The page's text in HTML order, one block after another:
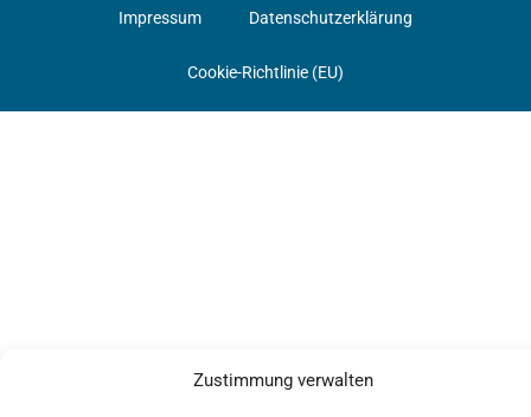
Zustimmung verwalten
Impressum Datenschutzerklärung
Cookie-Richtlinie (EU)